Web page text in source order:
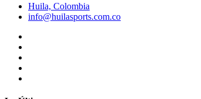
Huila, Colombia
info@huilasports.com.co